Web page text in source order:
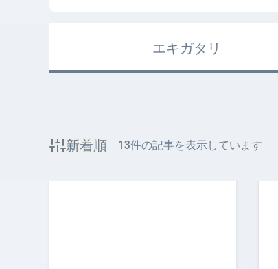
エキガタリ
新着順 13件の記事を表示しています